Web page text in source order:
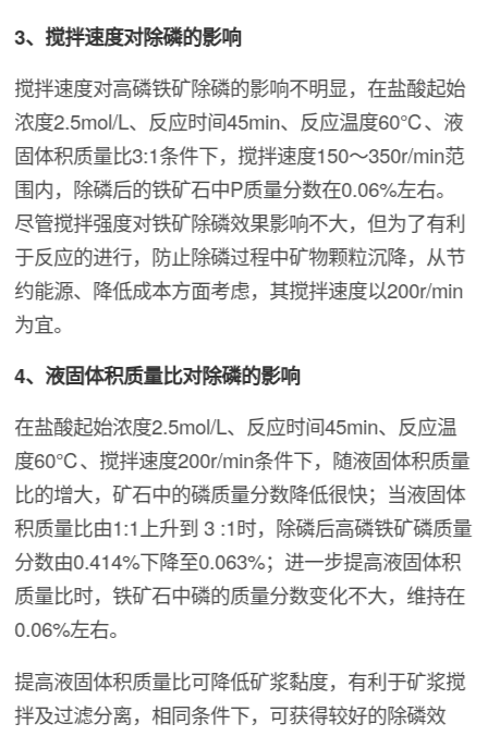
3、搅拌速度对除磷的影响
搅拌速度对高磷铁矿除磷的影响不明显，在盐酸起始
浓度2.5mol/L、反应时间45min、反应温度60℃、液
固体积质量比3:1条件下，搅拌速度150～350r/min范
围内，除磷后的铁矿石中P质量分数在0.06%左右。
尽管搅拌强度对铁矿除磷效果影响不大，但为了有利
于反应的进行，防止除磷过程中矿物颗粒沉降，从节
约能源、降低成本方面考虑，其搅拌速度以200r/min
为宜。
4、液固体积质量比对除磷的影响
在盐酸起始浓度2.5mol/L、反应时间45min、反应温
度60℃、搅拌速度200r/min条件下，随液固体积质量
比的增大，矿石中的磷质量分数降低很快；当液固体
积质量比由1:1上升到 3 :1时，除磷后高磷铁矿磷质量
分数由0.414%下降至0.063%；进一步提高液固体积
质量比时，铁矿石中磷的质量分数变化不大，维持在
0.06%左右。
提高液固体积质量比可降低矿浆黏度，有利于矿浆搅
拌及过滤分离，相同条件下，可获得较好的除磷效